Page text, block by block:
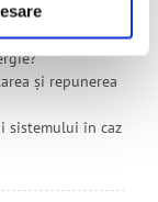
și repunerea
sistemului în caz